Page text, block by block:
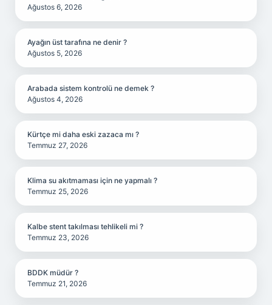
Ağustos 6, 2026
Ayağın üst tarafına ne denir ?
Ağustos 5, 2026
Arabada sistem kontrolü ne demek ?
Ağustos 4, 2026
Kürtçe mi daha eski zazaca mı ?
Temmuz 27, 2026
Klima su akıtmaması için ne yapmalı ?
Temmuz 25, 2026
Kalbe stent takılması tehlikeli mi ?
Temmuz 23, 2026
BDDK müdür ?
Temmuz 21, 2026